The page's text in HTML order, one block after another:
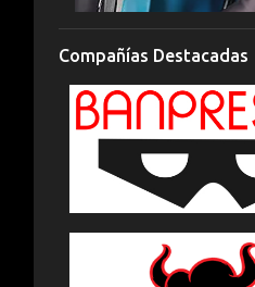
Compañías Destacadas